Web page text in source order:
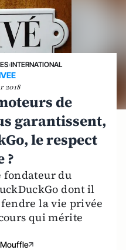
›INTERNATIONAL
2018
de
garantissent,
le respect
?
fondateur du
dont il
la vie privée
qui mérite